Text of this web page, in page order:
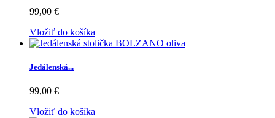
99,00 €
Vložiť do košíka
Jedálenská...
99,00 €
Vložiť do košíka